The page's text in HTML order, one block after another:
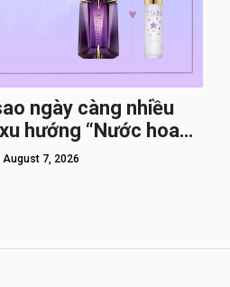
ngày càng nhiều
hướng “Nước hoa
August 7, 2026